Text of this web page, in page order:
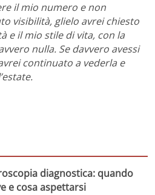
il mio numero e non
visibilità, glielo avrei chiesto
e il mio stile di vita, con la
nulla. Se davvero avessi
continuato a vederla e
diagnostica: quando
e cosa aspettarsi